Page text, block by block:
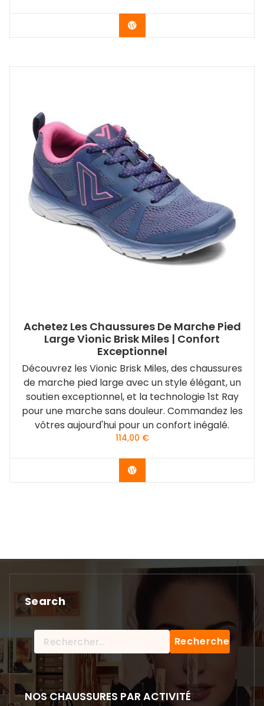
Vérifier le dernier prix
Achetez Les Chaussures De Marche Pied
Large Vionic Brisk Miles | Confort
Exceptionnel
Découvrez les Vionic Brisk Miles, des chaussures
de marche pied large avec un style élégant, un
soutien exceptionnel, et la technologie 1st Ray
pour une marche sans douleur. Commandez les
vôtres aujourd'hui pour un confort inégalé.
114,00 €
Acheter le produit
Search
Rechercher :
NOS CHAUSSURES PAR ACTIVITÉ